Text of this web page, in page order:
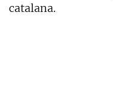
catalana.